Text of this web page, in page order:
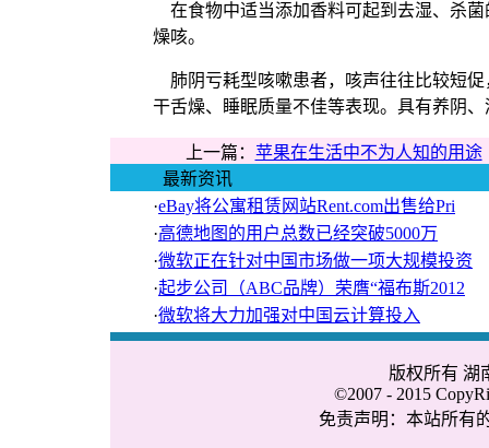
在食物中适当添加香料可起到去湿、杀
燥咳。
肺阴亏耗型咳嗽患者，咳声往往比较短
干舌燥、睡眠质量不佳等表现。具有养阴
上一篇： 苹果在生活中不为人知的用途
最新资讯
·eBay将公寓租赁网站Rent.com出售给Pri
·高德地图的用户总数已经突破5000万
·微软正在针对中国市场做一项大规模投资
·起步公司（ABC品牌）荣膺“福布斯2012
·微软将大力加强对中国云计算投入
版权所有
©2007 - 2015
免责声明：本站所有